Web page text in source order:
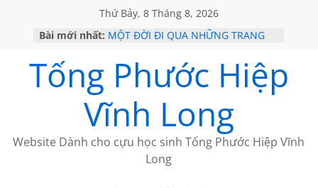
Thứ Bảy, 8 Tháng 8, 2026
Bài mới nhất: MỘT ĐỜI ĐI QUA NHỮNG TRANG
KHÔNG ĐỀ 19 CỦA THÁI LÃO
CHÙM THƠ CỦA BÍCH HÀ
GIÃ TỪ ĐÀ LẠT của ANTH ĐOÀN
HỌC SỬ HỒI XƯA
Tống Phước Hiệp
Vĩnh Long
Website Dành cho cựu học sinh Tống Phước Hiệp Vĩnh
Long